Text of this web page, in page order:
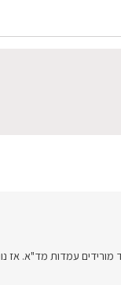
מורידים עמדות מד"א.